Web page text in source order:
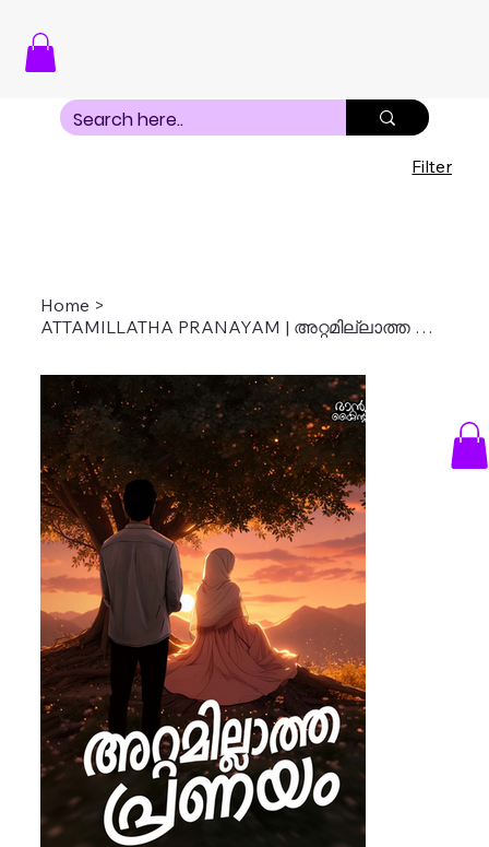
Home >
ATTAMILLATHA PRANAYAM | അറ്റമില്ലാത്ത പ്രണയം
Filter